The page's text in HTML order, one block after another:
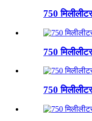
750
750
750